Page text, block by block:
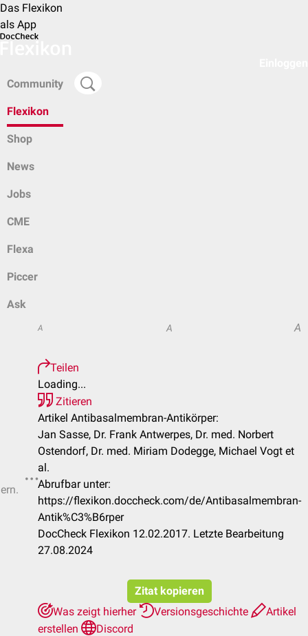
Das Flexikon
als App
Community
Flexikon
Shop
News
Jobs
CME
Flexa
Piccer
Ask
A A A
Teilen
Loading...
Zitieren
Artikel Antibasalmembran-Antikörper:
Jan Sasse, Dr. Frank Antwerpes, Dr. med. Norbert
Ostendorf, Dr. med. Miriam Dodegge, Michael Vogt et
al.
Abrufbar unter:
https://flexikon.doccheck.com/de/Antibasalmembran-
Antik%C3%B6rper
DocCheck Flexikon 12.02.2017. Letzte Bearbeitung
27.08.2024
Zitat kopieren
Was zeigt hierher
Versionsgeschichte
Artikel
erstellen
Discord